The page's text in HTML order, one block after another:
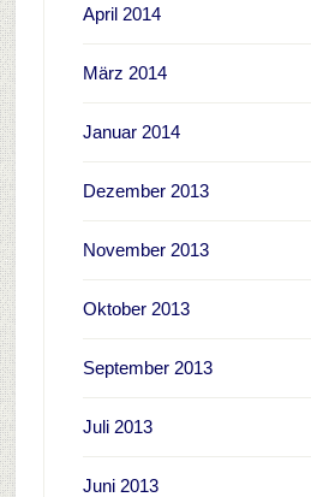
April 2014
März 2014
Januar 2014
Dezember 2013
November 2013
Oktober 2013
September 2013
Juli 2013
Juni 2013